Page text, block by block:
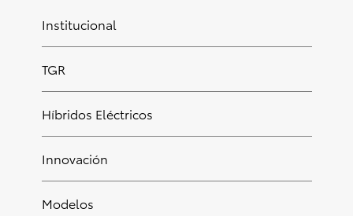
Institucional
TGR
Híbridos Eléctricos
Innovación
Modelos